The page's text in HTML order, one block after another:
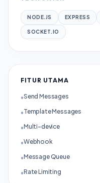
NODE.JS EXPRESS
SOCKET.IO
FITUR UTAMA
•Send Messages
•Template Messages
•Multi-device
•Webhook
•Message Queue
•Rate Limiting